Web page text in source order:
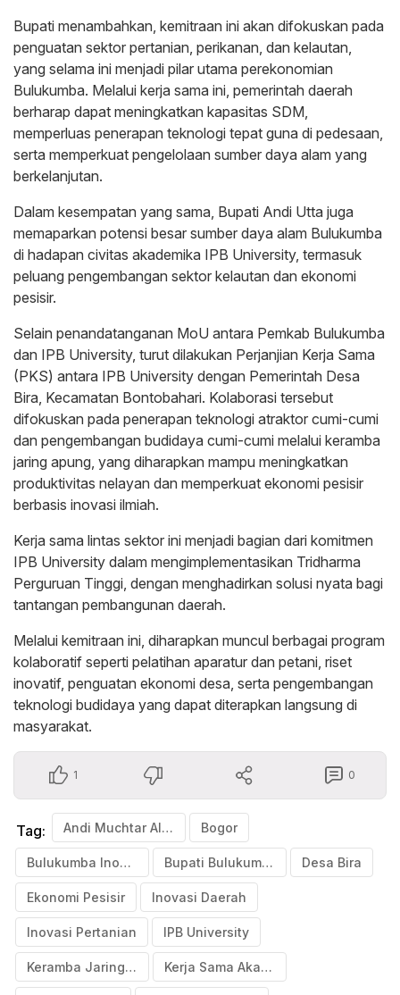
Bupati menambahkan, kemitraan ini akan difokuskan pada
penguatan sektor pertanian, perikanan, dan kelautan,
yang selama ini menjadi pilar utama perekonomian
Bulukumba. Melalui kerja sama ini, pemerintah daerah
berharap dapat meningkatkan kapasitas SDM,
memperluas penerapan teknologi tepat guna di pedesaan,
serta memperkuat pengelolaan sumber daya alam yang
berkelanjutan.
Dalam kesempatan yang sama, Bupati Andi Utta juga
memaparkan potensi besar sumber daya alam Bulukumba
di hadapan civitas akademika IPB University, termasuk
peluang pengembangan sektor kelautan dan ekonomi
pesisir.
Selain penandatanganan MoU antara Pemkab Bulukumba
dan IPB University, turut dilakukan Perjanjian Kerja Sama
(PKS) antara IPB University dengan Pemerintah Desa
Bira, Kecamatan Bontobahari. Kolaborasi tersebut
difokuskan pada penerapan teknologi atraktor cumi-cumi
dan pengembangan budidaya cumi-cumi melalui keramba
jaring apung, yang diharapkan mampu meningkatkan
produktivitas nelayan dan memperkuat ekonomi pesisir
berbasis inovasi ilmiah.
Kerja sama lintas sektor ini menjadi bagian dari komitmen
IPB University dalam mengimplementasikan Tridharma
Perguruan Tinggi, dengan menghadirkan solusi nyata bagi
tantangan pembangunan daerah.
Melalui kemitraan ini, diharapkan muncul berbagai program
kolaboratif seperti pelatihan aparatur dan petani, riset
inovatif, penguatan ekonomi desa, serta pengembangan
teknologi budidaya yang dapat diterapkan langsung di
masyarakat.
1 0
Tag: Andi Muchtar Ali Yusuf Bogor
Bulukumba Inovatif Bupati Bulukumba Desa Bira
Ekonomi Pesisir Inovasi Daerah
Inovasi Pertanian IPB University
Keramba Jaring Apung Kerja Sama Akademik